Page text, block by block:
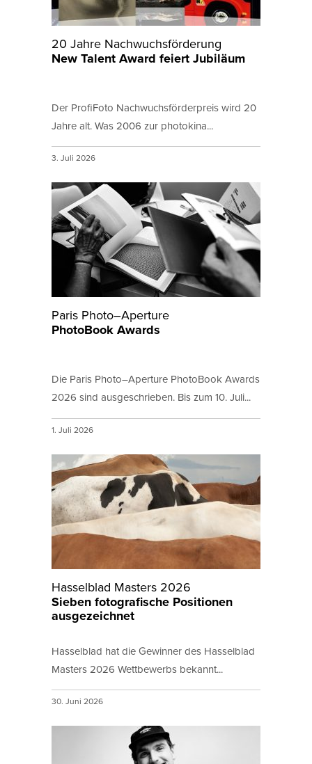
20 Jahre Nachwuchsförderung
New Talent Award feiert Jubiläum
Der ProfiFoto Nachwuchsförderpreis wird 20
Jahre alt. Was 2006 zur photokina...
3. Juli 2026
Paris Photo–Aperture
PhotoBook Awards
Die Paris Photo–Aperture PhotoBook Awards
2026 sind ausgeschrieben. Bis zum 10. Juli...
1. Juli 2026
Hasselblad Masters 2026
Sieben fotografische Positionen
ausgezeichnet
Hasselblad hat die Gewinner des Hasselblad
Masters 2026 Wettbewerbs bekannt...
30. Juni 2026